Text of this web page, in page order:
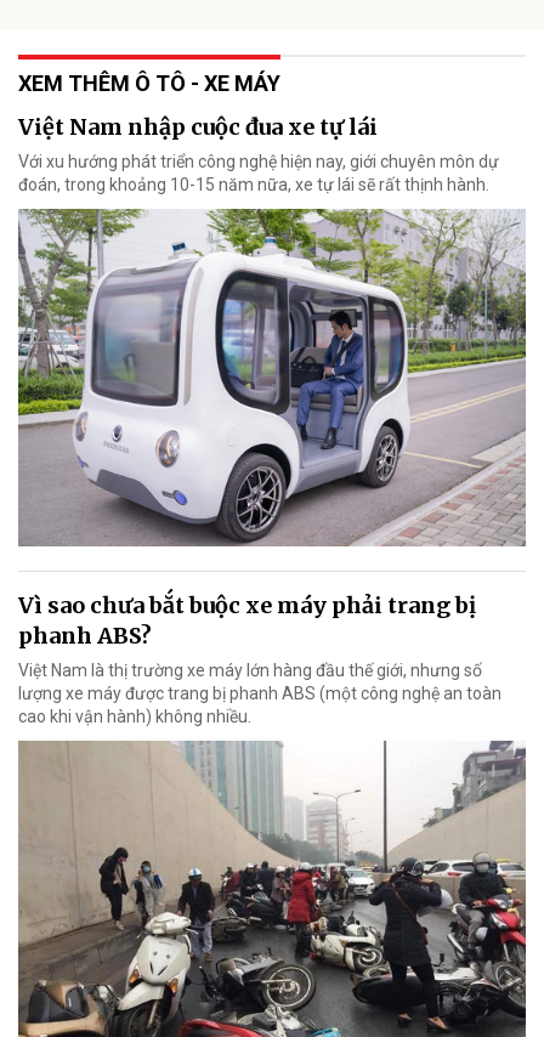
XEM THÊM Ô TÔ - XE MÁY
Việt Nam nhập cuộc đua xe tự lái
Với xu hướng phát triển công nghệ hiện nay, giới chuyên môn dự
đoán, trong khoảng 10-15 năm nữa, xe tự lái sẽ rất thịnh hành.
Vì sao chưa bắt buộc xe máy phải trang bị
phanh ABS?
Việt Nam là thị trường xe máy lớn hàng đầu thế giới, nhưng số
lượng xe máy được trang bị phanh ABS (một công nghệ an toàn
cao khi vận hành) không nhiều.